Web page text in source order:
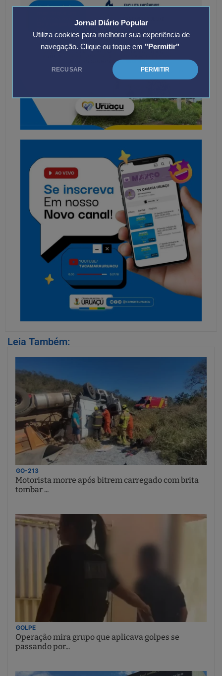
Jornal Diário Popular
Utiliza cookies para melhorar sua experiência de
navegação. Clique ou toque em "Permitir"
RECUSAR PERMITIR
Leia Também:
GO-213
Motorista morre após bitrem carregado com brita
tombar ...
GOLPE
Operação mira grupo que aplicava golpes se
passando por...